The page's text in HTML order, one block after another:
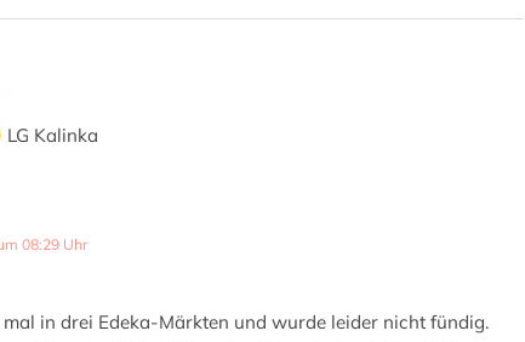
LG Kalinka
08:29 Uhr
in drei Edeka-Märkten und wurde leider nicht fündig.